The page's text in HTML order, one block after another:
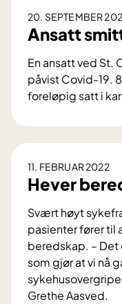
20. SEPTEMBER
Ansatt
En ansatt ved St.
påvist Covid-19.
foreløpig satt i
n
s
a
t
t
s
m
i
t
t
e
11. FEBRUAR 2022
Hever
Svært høyt
pasienter fører til
beredskap. – Det
som gjør at vi nå
Grethe Aasved.